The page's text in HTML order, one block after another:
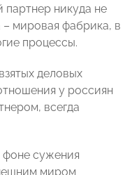
партнер никуда не
– мировая фабрика, в
процессы.
деловых
у россиян
всегда
фоне сужения
миром